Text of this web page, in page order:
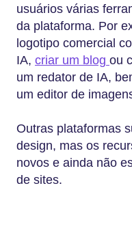
usuários várias
da plataforma. Por
logotipo comercial
IA, criar um blog ou
um redator de IA,
um editor de
Outras plataformas
design, mas os
novos e ainda não
de sites.